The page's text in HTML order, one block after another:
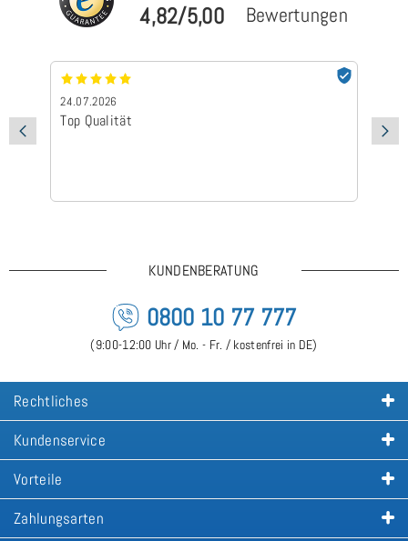
4,82/5,00
Bewertungen
24.07.2026
Top Qualität
KUNDENBERATUNG
0800 10 77 777
(9:00-12:00 Uhr / Mo. - Fr. / kostenfrei in DE)
Rechtliches
Kundenservice
Vorteile
Zahlungsarten